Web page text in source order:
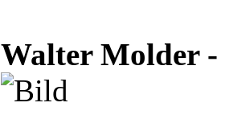
Walter Molder